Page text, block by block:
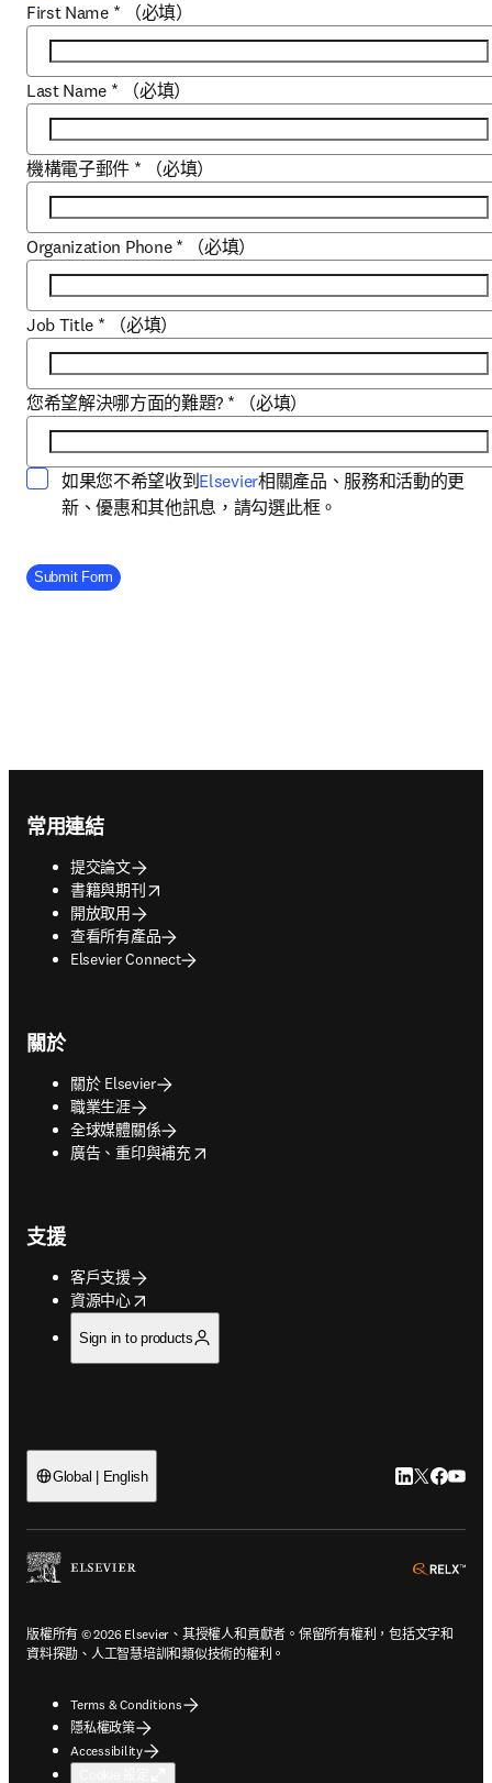
First Name * （必填）
Last Name * （必填）
機構電子郵件 * （必填）
Organization Phone * （必填）
Job Title * （必填）
您希望解決哪方面的難題? * （必填）
如果您不希望收到 Elsevieropens in new tab/window
相關產品、服務和活動的更
新、優惠和其他訊息，請勾選此框。
Company Division
Submit Form
常用連結
提交論文
書籍與期刊
opens in new tab/window
開放取用
查看所有產品
Elsevier Connect
關於
關於 Elsevier
職業生涯
全球媒體關係
廣告、重印與補充
opens in new tab/window
支援
客戶支援
資源中心
opens in new tab/window
Sign in to products
Global | English LinkedIn 打
Twitter 打
版權所有 © 2026 Elsevier、其授權人和貢獻者。保留所有權利，包括文字和
資料探勘、人工智慧培訓和類似技術的權利。
Terms & Conditions
隱私權政策
Accessibility